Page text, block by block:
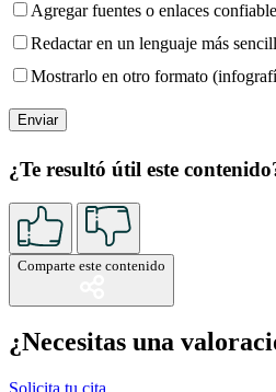
Agregar fuentes o enlaces
Redactar en un lenguaje más
Mostrarlo en otro formato
¿Te resultó útil este
Comparte este contenido
¿Necesitas una